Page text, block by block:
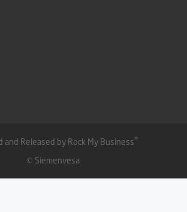
and Released by Rock My Business®
© Siemenvesa